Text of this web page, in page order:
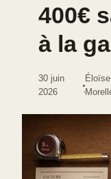
400€
à la
30 juin
2026
·